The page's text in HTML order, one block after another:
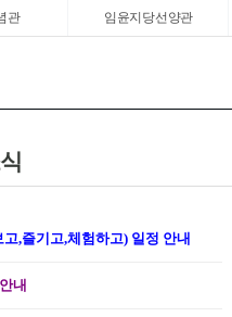
관 임윤지당선양관
,즐기고,체험하고) 일정 안내
내